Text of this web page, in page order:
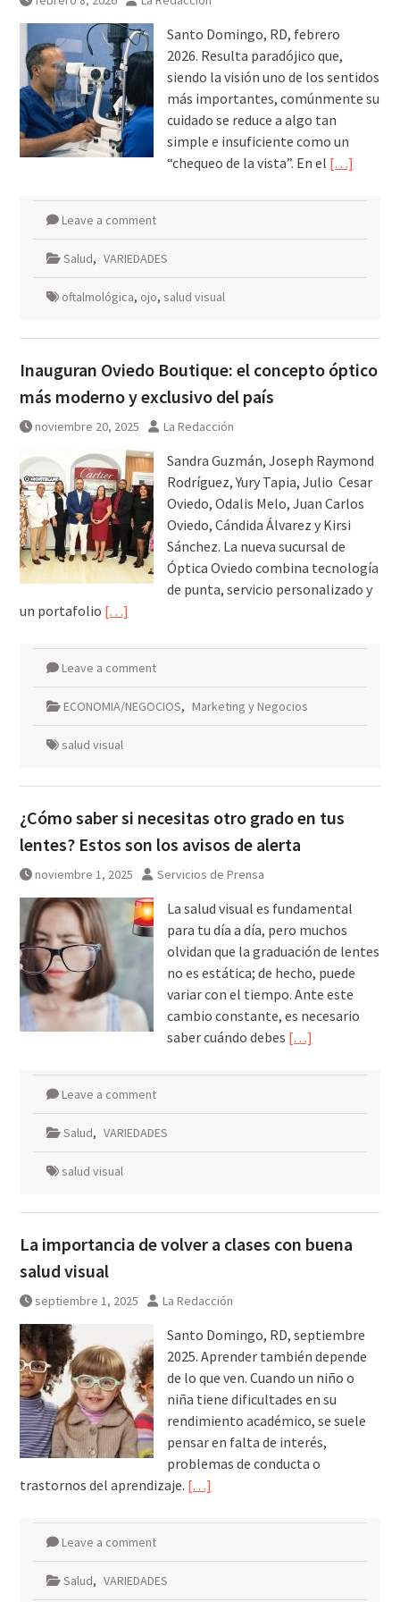
Santo Domingo, RD, febrero
2026. Resulta paradójico que,
siendo la visión uno de los sentidos
más importantes, comúnmente su
cuidado se reduce a algo tan
simple e insuficiente como un
“chequeo de la vista”. En el […]
Leave a comment
Salud, VARIEDADES
oftalmológica, ojo, salud visual
Inauguran Oviedo Boutique: el concepto óptico
más moderno y exclusivo del país
noviembre 20, 2025 La Redacción
Sandra Guzmán, Joseph Raymond
Rodríguez, Yury Tapia, Julio Cesar
Oviedo, Odalis Melo, Juan Carlos
Oviedo, Cándida Álvarez y Kirsi
Sánchez. La nueva sucursal de
Óptica Oviedo combina tecnología
de punta, servicio personalizado y
un portafolio […]
Leave a comment
ECONOMIA/NEGOCIOS, Marketing y Negocios
salud visual
¿Cómo saber si necesitas otro grado en tus
lentes? Estos son los avisos de alerta
noviembre 1, 2025 Servicios de Prensa
La salud visual es fundamental
para tu día a día, pero muchos
olvidan que la graduación de lentes
no es estática; de hecho, puede
variar con el tiempo. Ante este
cambio constante, es necesario
saber cuándo debes […]
Leave a comment
Salud, VARIEDADES
salud visual
La importancia de volver a clases con buena
salud visual
septiembre 1, 2025 La Redacción
Santo Domingo, RD, septiembre
2025. Aprender también depende
de lo que ven. Cuando un niño o
niña tiene dificultades en su
rendimiento académico, se suele
pensar en falta de interés,
problemas de conducta o
trastornos del aprendizaje. […]
Leave a comment
Salud, VARIEDADES